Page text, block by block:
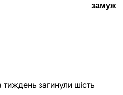
замуж
тиждень загинули шість